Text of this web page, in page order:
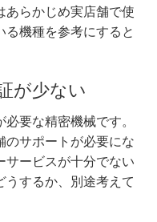
あらかじめ実店舗で使
る機種を参考にすると
が少ない
要な精密機械です。
のサポートが必要にな
サービスが十分でない
うするか、別途考えて